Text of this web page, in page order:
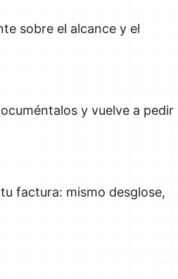
sobre el alcance y el
y vuelve a pedir
factura: mismo desglose,